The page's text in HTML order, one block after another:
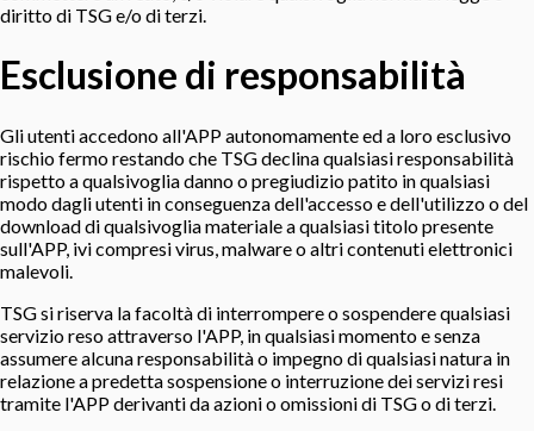
diritto di TSG e/o di terzi.
Esclusione di responsabilità
Gli utenti accedono all'APP autonomamente ed a loro esclusivo
rischio fermo restando che TSG declina qualsiasi responsabilità
rispetto a qualsivoglia danno o pregiudizio patito in qualsiasi
modo dagli utenti in conseguenza dell'accesso e dell'utilizzo o del
download di qualsivoglia materiale a qualsiasi titolo presente
sull'APP, ivi compresi virus, malware o altri contenuti elettronici
malevoli.
TSG si riserva la facoltà di interrompere o sospendere qualsiasi
servizio reso attraverso l'APP, in qualsiasi momento e senza
assumere alcuna responsabilità o impegno di qualsiasi natura in
relazione a predetta sospensione o interruzione dei servizi resi
tramite l'APP derivanti da azioni o omissioni di TSG o di terzi.